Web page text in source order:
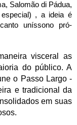
Salomão di Pádua,
, a ideia é
uníssono pró-
visceral as
do público. A
o Passo Largo -
e tradicional da
em suas